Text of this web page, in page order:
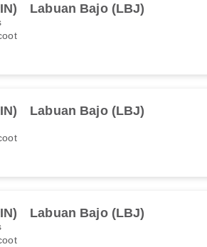
Labuan Bajo (LBJ)
Labuan Bajo (LBJ)
Labuan Bajo (LBJ)